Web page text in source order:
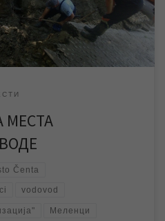
у […]
МЕСТА
Čenta
vodovod
Меленци